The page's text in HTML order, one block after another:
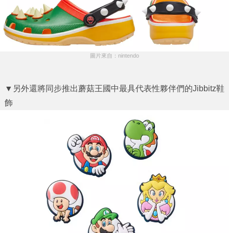
圖片來自：nintendo
▼另外還將同步推出蘑菇王國中最具代表性夥伴們的Jibbitz鞋
飾